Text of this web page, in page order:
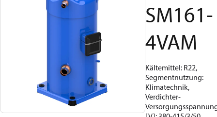
SM161-
4VAM
Kältemittel: R22,
Segmentnutzung:
Klimatechnik,
Verdichter-